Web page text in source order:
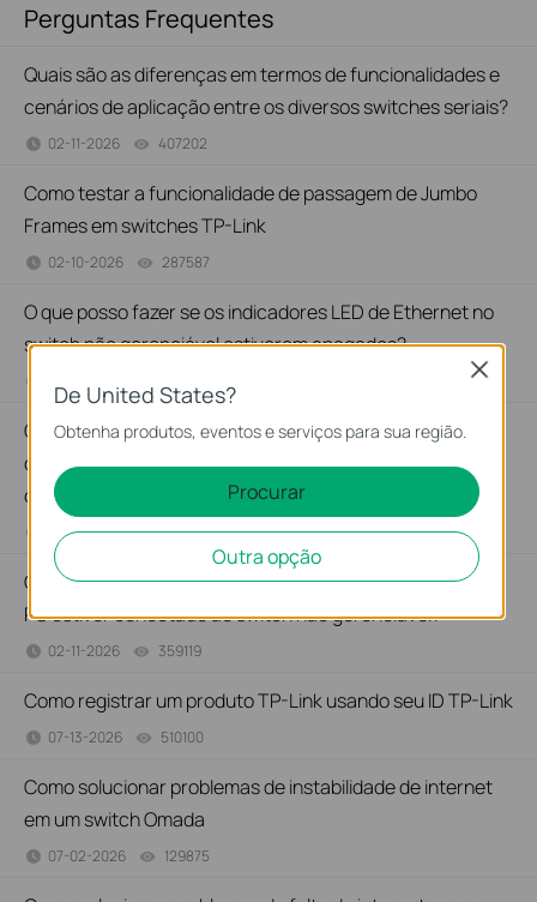
Perguntas Frequentes
Quais são as diferenças em termos de funcionalidades e
cenários de aplicação entre os diversos switches seriais?
02-11-2026 407202
Como testar a funcionalidade de passagem de Jumbo
Frames em switches TP-Link
02-10-2026 287587
O que posso fazer se os indicadores LED de Ethernet no
switch não gerenciável estiverem apagados?
O que posso fazer se meu PC não estiver funcionando
quando estiver conectado ao switch não gerenciável por
cabo?
02-09-2026 317015views
O que posso fazer se a velocidade estiver lenta quando o
PC estiver conectado ao switch não gerenciável?
02-11-2026 359119
Como registrar um produto TP-Link usando seu ID TP-Link
07-13-2026 510100
Como solucionar problemas de instabilidade de internet
em um switch Omada
07-02-2026 129875
De United States?
Obtenha produtos, eventos e serviços para sua região.
Procurar
Outra opção
Close